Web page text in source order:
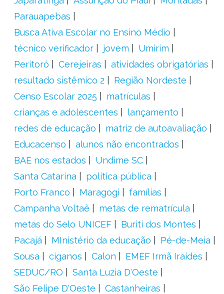
Parauapebas
Busca Ativa Escolar no Ensino Médio
técnico verificador
jovem
Umirim
Peritoró
Cerejeiras
atividades obrigatórias
resultado sistêmico 2
Região Nordeste
Censo Escolar 2025
matrículas
crianças e adolescentes
lançamento
redes de educação
matriz de autoavaliação
Educacenso
alunos não encontrados
BAE nos estados
Undime SC
Santa Catarina
política pública
Porto Franco
Maragogi
famílias
Campanha Voltaê
metas de rematrícula
metas do Selo UNICEF
Buriti dos Montes
Pacajá
MInistério da educação
Pé-de-Meia
Sousa
ciganos Calon
EMEF Irmã Iraídes
SEDUC/RO
Santa Luzia D'Oeste
São Felipe D'Oeste
Castanheiras